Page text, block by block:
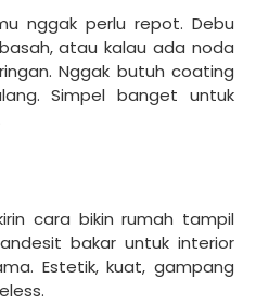
nggak perlu repot. Debu
atau kalau ada noda
Nggak butuh coating
Simpel banget untuk
cara bikin rumah tampil
bakar untuk interior
Estetik, kuat, gampang